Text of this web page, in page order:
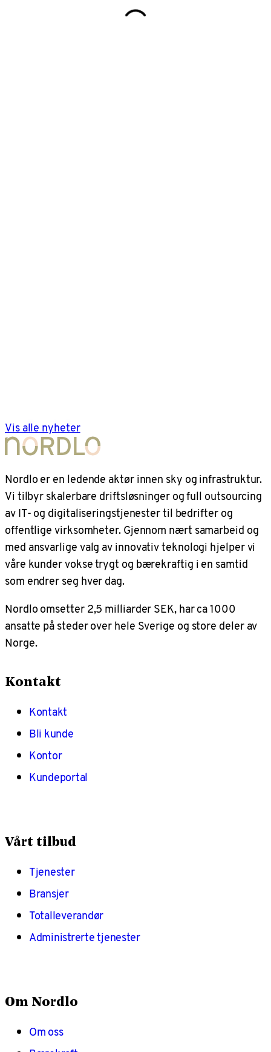
Vis alle nyheter
Nordlo er en ledende aktør innen sky og infrastruktur.
Vi tilbyr skalerbare driftsløsninger og full outsourcing
av IT- og digitaliseringstjenester til bedrifter og
offentlige virksomheter. Gjennom nært samarbeid og
med ansvarlige valg av innovativ teknologi hjelper vi
våre kunder vokse trygt og bærekraftig i en samtid
som endrer seg hver dag.
Nordlo omsetter 2,5 milliarder SEK, har ca 1000
ansatte på steder over hele Sverige og store deler av
Norge.
Kontakt
Kontakt
Bli kunde
Kontor
Kundeportal
Vårt tilbud
Tjenester
Bransjer
Totalleverandør
Administrerte tjenester
Om Nordlo
Om oss